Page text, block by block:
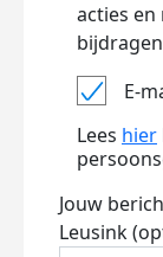
acties
bijdragen
E-
Lees hier
Jouw
Leusink